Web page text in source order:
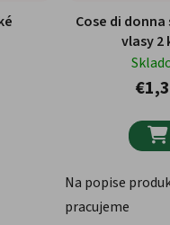
Cose di
vlasy 2

Na popise
pracujeme